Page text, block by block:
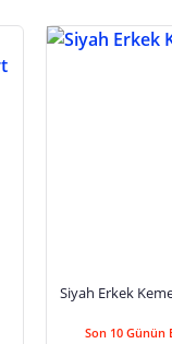
Siyah Erkek
Son 10 Günün